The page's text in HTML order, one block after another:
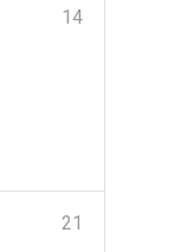
14
21